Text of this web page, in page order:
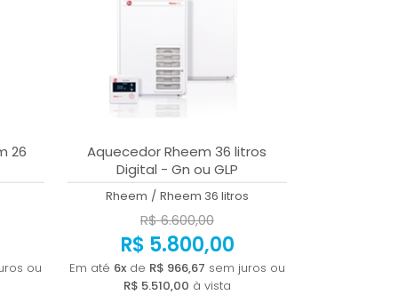
A - Z
26
ou
Aquecedor Rheem 36 litros
Digital - Gn ou GLP
Rheem / Rheem 36 litros
R$ 6.600,00
R$ 5.800,00
Em até 6xde R$ 966,67 sem juros ou
R$ 5.510,00 à vista